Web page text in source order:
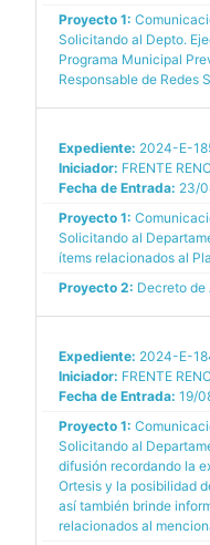
Proyecto 1:
Solicitando al Depto.
Programa Municipal
Responsable de Redes
Expediente: 2024-E-
Iniciador: FRENTE
Fecha de Entrada: 23/
Proyecto 1:
Solicitando al
ítems relacionados al
Proyecto 2: Decreto de
Expediente: 2024-E-
Iniciador: FRENTE
Fecha de Entrada: 19/
Proyecto 1:
Solicitando al
difusión recordando la
Ortesis y la posibilidad
así también brinde
relacionados al